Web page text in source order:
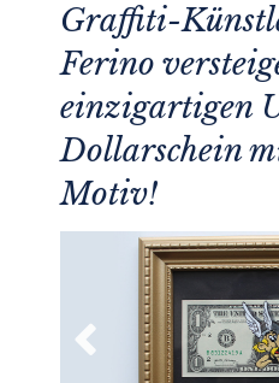
Graffiti-
Ferino
einzigartigen
Dollarschein
Motiv!